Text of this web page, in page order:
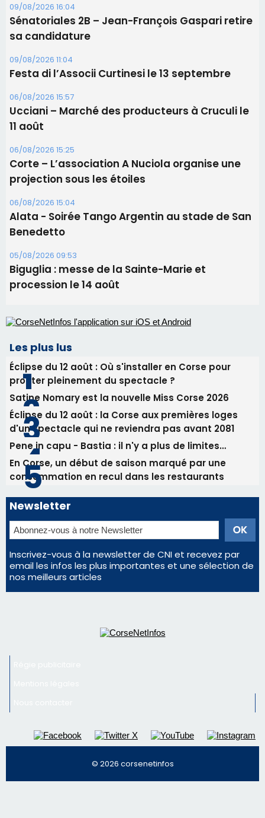
09/08/2026 16:04
Sénatoriales 2B – Jean-François Gaspari retire
sa candidature
09/08/2026 11:04
Festa di l’Associi Curtinesi le 13 septembre
06/08/2026 15:57
Ucciani – Marché des producteurs à Cruculi le
11 août
06/08/2026 15:25
Corte – L’association A Nuciola organise une
projection sous les étoiles
06/08/2026 15:04
Alata - Soirée Tango Argentin au stade de San
Benedetto
05/08/2026 09:53
Biguglia : messe de la Sainte-Marie et
procession le 14 août
Les plus lus
Éclipse du 12 août : Où s'installer en Corse pour
profiter pleinement du spectacle ?
Satine Nomary est la nouvelle Miss Corse 2026
Éclipse du 12 août : la Corse aux premières loges
d'un spectacle qui ne reviendra pas avant 2081
Pene in capu - Bastia : il n'y a plus de limites…
En Corse, un début de saison marqué par une
consommation en recul dans les restaurants
Newsletter
Inscrivez-vous à la newsletter de CNI et recevez par
email les infos les plus importantes et une sélection de
nos meilleurs articles
© 2026 corsenetinfos